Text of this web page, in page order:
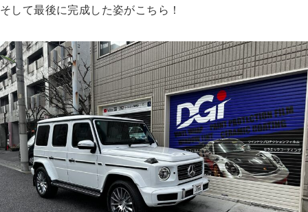
そして最後に完成した姿がこちら！